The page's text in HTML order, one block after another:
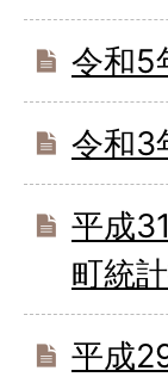
令和5
令和3
平成
町統
平成